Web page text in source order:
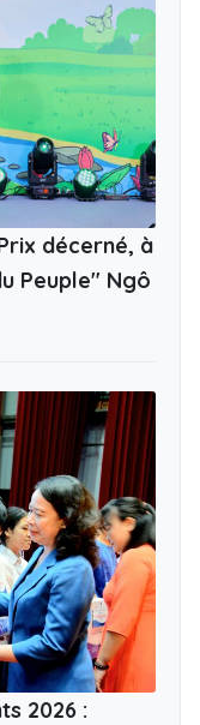
décerné, à
Peuple" Ngô
2026 :